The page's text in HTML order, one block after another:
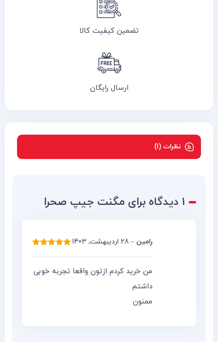
تضمین کیفیت کالا
ارسال رایگان
نظرات (1)
1 دیدگاه برای مگنت جیپ صحرا
رامین – 28 اردیبهشت, 1403
من خرید کردم ازتون واقعا تجربه خوبی
داشتم
ممنون